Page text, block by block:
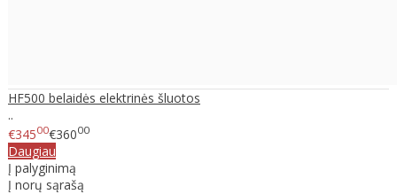
HF500 belaidės elektrinės šluotos
..
€34500€36000
Daugiau
Į palyginimą
Į norų sąrašą